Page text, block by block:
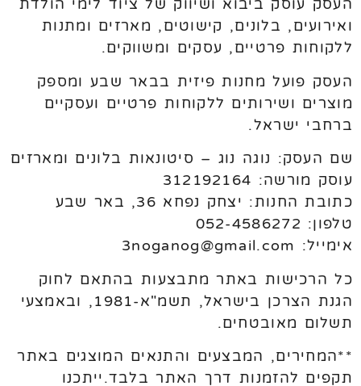
העסק עוסק ביבוא ושיווק של ציוד לימי הולדת
ואירועים, בלונים, קישוטים, מארזים ומתנות
ללקוחות פרטיים, עסקים ומשווקים.
העסק פועל מחנות פיזית בבאר שבע ומספק
מוצרים ושירותים ללקוחות פרטיים ועסקיים
ברחבי ישראל.
שם העסק: נוגה נוג – סיטונאות בלונים ומארזים
עוסק מורשה: 312192164
כתובת החנות: יצחק נפחא 36, באר שבע
טלפון: 052-4586272
אימייל: 3noganog@gmail.com
כל הרכישות באתר מתבצעות בהתאם לחוק
הגנת הצרכן בישראל, תשמ"א-1981, ובאמצעי
תשלום מאובטחים.
**המחירים, המבצעים והתנאים המוצגים באתר
תקפים להזמנות דרך האתר בלבד.ייתכנו